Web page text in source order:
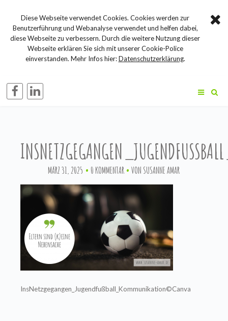
MÄRZ 31, 2025 0 KOMMENTAR VON SUSANNE AMAR
InsNetzgegangen_Jugendfußball_Kommunikation©Canva
Diese Webseite verwendet Cookies. Cookies werden zur
Benutzerführung und Webanalyse verwendet und helfen dabei,
diese Webseite zu verbessern. Durch die weitere Nutzung dieser
Webseite erklären Sie sich mit unserer Cookie-Police
einverstanden. Mehr Infos hier:Datenschutzerklärung.